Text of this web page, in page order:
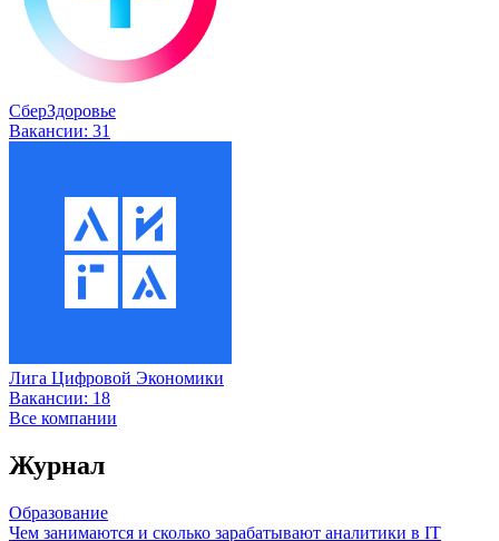
СберЗдоровье
Вакансии: 31
Лига Цифровой Экономики
Вакансии: 18
Все компании
Журнал
Образование
Чем занимаются и сколько зарабатывают аналитики в IT